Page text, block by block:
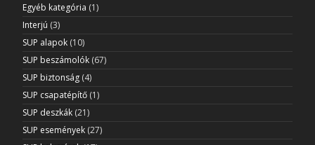
Egyéb kategória (1)
Interjú (3)
SUP alapok (10)
SUP beszámolók (67)
SUP biztonság (4)
SUP csapatépítő (1)
SUP deszkák (21)
SUP események (27)